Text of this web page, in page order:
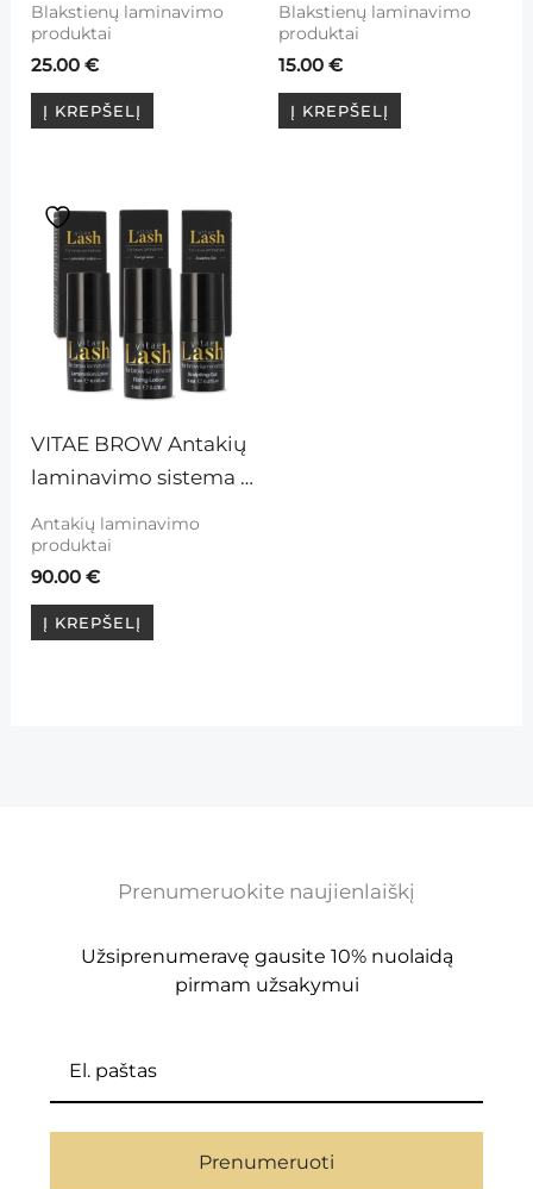
Blakstienų laminavimo
produktai
25.00€
Į KREPŠELĮ
L)
Blakstienų laminavimo
produktai
15.00 €
Į KREPŠELĮ
VITAE BROW Antakių
laminavimo sistema
Antakių laminavimo
produktai
90.00€
Į KREPŠELĮ
Prenumeruokite naujienlaiškį
Užsiprenumeravę gausite 10% nuolaidą
pirmam užsakymui
Prenumeruoti